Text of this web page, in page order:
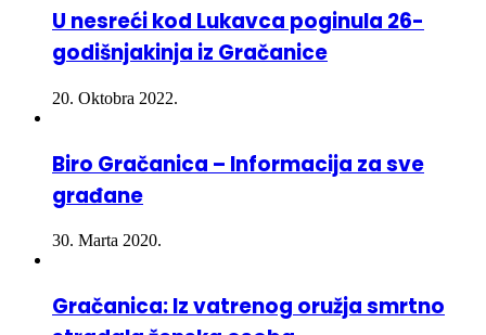
godišnjakinja iz Gračanice
20. Oktobra 2022.
građane
30. Marta 2020.
stradala ženska osoba